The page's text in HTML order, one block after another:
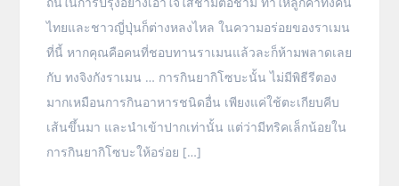
ไทยและชาวญี่ปุ่นก็ต่างหลงไหล ในความอร่อยของราเมน
ที่นี้ หากคุณคือคนที่ชอบทานราเมนแล้วละก็ห้ามพลาดเลย
กับ ทงจิงกังราเมน … การกินยากิโซบะนั้น ไม่มีพิธีรีตอง
มากเหมือนการกินอาหารชนิดอื่น เพียงแค่ใช้ตะเกียบคีบ
เส้นขึ้นมา และนำเข้าปากเท่านั้น แต่ว่ามีทริคเล็กน้อยใน
การกินยากิโซบะให้อร่อย […]